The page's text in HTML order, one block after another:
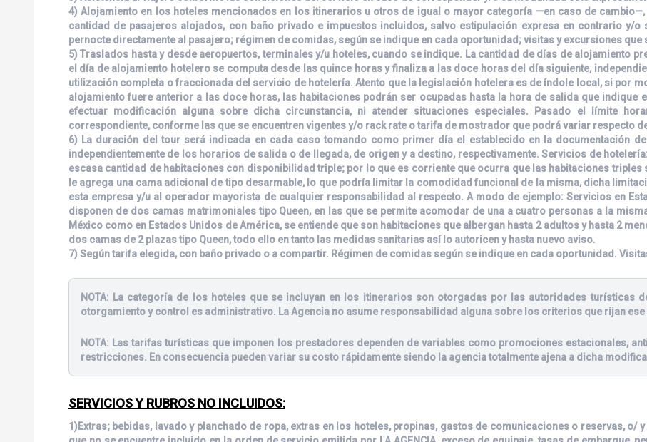
4) Alojamiento en los hoteles mencionados en los itinerarios u otros de igual o mayor categoría —en caso de
cantidad de pasajeros alojados, con baño privado e impuestos incluidos, salvo estipulación expresa en contrario y/
pernocte directamente al pasajero; régimen de comidas, según se indique en cada oportunidad; visitas y excursiones que
5) Traslados hasta y desde aeropuertos, terminales y/u hoteles, cuando se indique. La cantidad de días de alojamiento
el día de alojamiento hotelero se computa desde las quince horas y finaliza a las doce horas del día siguiente,
utilización completa o fraccionada del servicio de hotelería. Atento que la legislación hotelera es de índole local, si por
alojamiento fuere anterior a las doce horas, las habitaciones podrán ser ocupadas hasta la hora de salida que indique
efectuar modificación alguna sobre dicha circunstancia, ni atender situaciones especiales. Pasado el límite
correspondiente, conforme las que se encuentren vigentes y/o rack rate o tarifa de mostrador que podrá variar respecto
6) La duración del tour será indicada en cada caso tomando como primer día el establecido en la documentación
independientemente de los horarios de salida o de llegada, de origen y a destino, respectivamente. Servicios de
escasa cantidad de habitaciones con disponibilidad triple; por lo que es corriente que ocurra que las habitaciones triples
le agrega una cama adicional de tipo desarmable, lo que podría limitar la comodidad funcional de la misma, dicha
esta empresa y/u al operador mayorista de cualquier responsabilidad al respecto. A modo de ejemplo: Servicios en
disponen de dos camas matrimoniales tipo Queen, en las que se permite acomodar de una a cuatro personas a la
México como en Estados Unidos de América, se entiende que son habitaciones que albergan hasta 2 adultos y hasta 2
dos camas de 2 plazas tipo Queen, todo ello en tanto las medidas sanitarias así lo autoricen y hasta nuevo aviso.
7) Según tarifa elegida, con baño privado o a compartir. Régimen de comidas según se indique en cada oportunidad.
NOTA: La categoría de los hoteles que se incluyan en los itinerarios son otorgadas por las autoridades turísticas
otorgamiento y control es administrativo. La Agencia no asume responsabilidad alguna sobre los criterios que rijan
NOTA: Las tarifas turísticas que imponen los prestadores dependen de variables como promociones estacionales,
restricciones. En consecuencia pueden variar su costo rápidamente siendo la agencia totalmente ajena a dicha
SERVICIOS Y RUBROS NO INCLUIDOS:
1)Extras; bebidas, lavado y planchado de ropa, extras en los hoteles, propinas, gastos de comunicaciones o reservas, o/